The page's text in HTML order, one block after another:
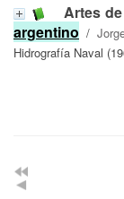
Artes
argentino /
Hidrografía Naval